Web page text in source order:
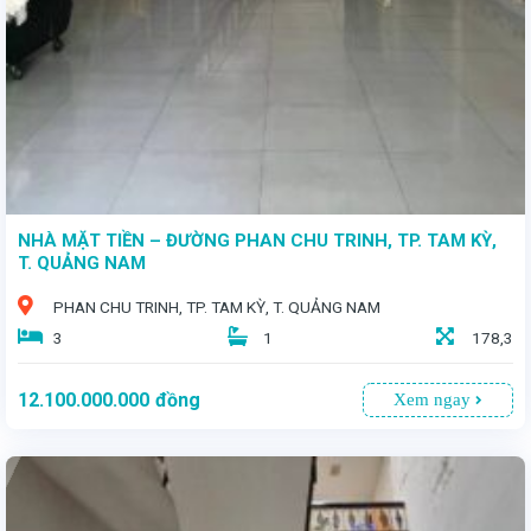
NHÀ MẶT TIỀN – ĐƯỜNG PHAN CHU TRINH, TP. TAM KỲ,
T. QUẢNG NAM
PHAN CHU TRINH, TP. TAM KỲ, T. QUẢNG NAM
3
1 178,3
12.100.000.000 đồng Xem ngay